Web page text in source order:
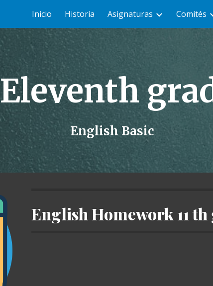
Skip to main content
Inicio Historia Asignaturas Comités
Eleventh
English Basic
English Homework 11